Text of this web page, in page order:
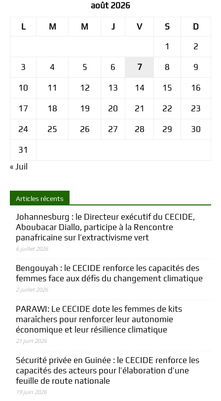
août 2026
L M M J V S
D
1
2
3 4 5 6 7 8 9
10 11 12 13 14 15 16
17 18 19 20 21 22 23
24 25 26 27 28 29 30
31
« Juil
Articles récents
Johannesburg : le Directeur exécutif du CECIDE,
Aboubacar Diallo, participe à la Rencontre
panafricaine sur l’extractivisme vert
6 juillet 2026
Bengouyah : le CECIDE renforce les capacités des
femmes face aux défis du changement climatique
2 juillet 2026
PARAWI: Le CECIDE dote les femmes de kits
maraîchers pour renforcer leur autonomie
économique et leur résilience climatique
21 juin 2026
Sécurité privée en Guinée : le CECIDE renforce les
capacités des acteurs pour l’élaboration d’une
feuille de route nationale
19 juin 2026